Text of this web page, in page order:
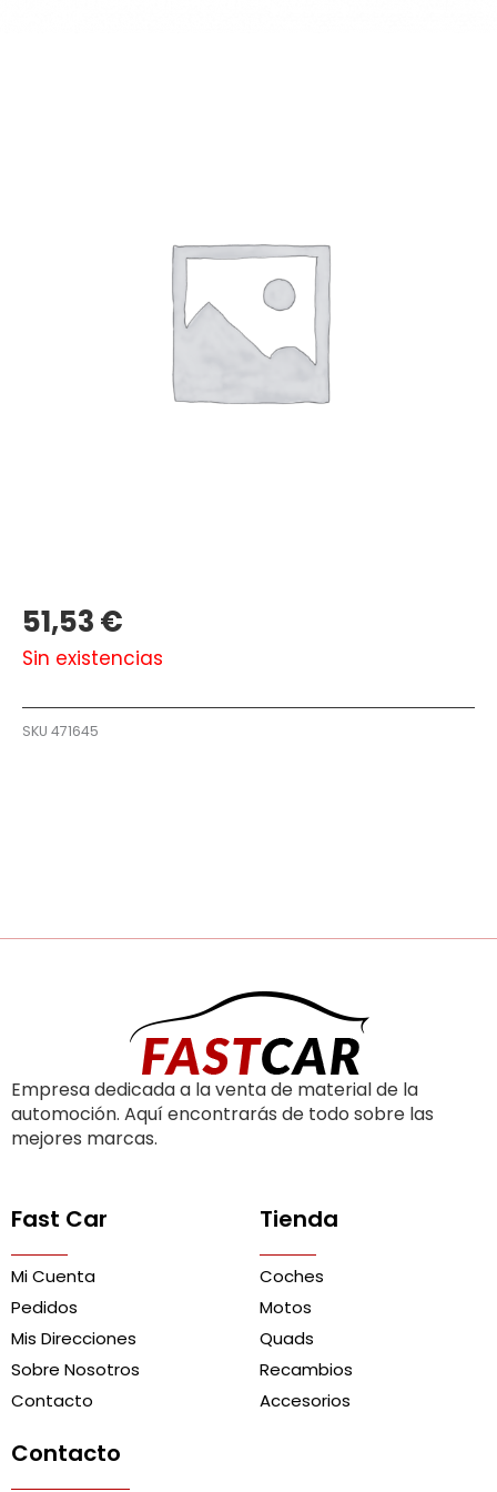
51,53€
Sin existencias
SKU 471645
Empresa dedicada a la venta de material de la
automoción. Aquí encontrarás de todo sobre las
mejores marcas.
Fast Car
Mi Cuenta
Pedidos
Mis Direcciones
Sobre Nosotros
Contacto
Tienda
Coches
Motos
Quads
Recambios
Accesorios
Contacto